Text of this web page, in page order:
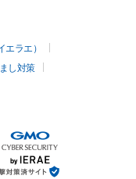
ラエ）
し対策